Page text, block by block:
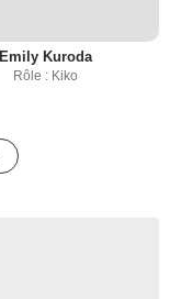
Emily Kuroda
Rôle : Kiko